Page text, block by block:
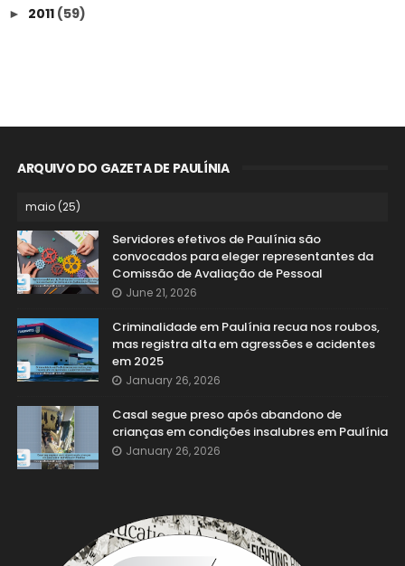
► 2011 (59)
ARQUIVO DO GAZETA DE PAULÍNIA
Servidores efetivos de Paulínia são
convocados para eleger representantes da
Comissão de Avaliação de Pessoal
June 21, 2026
Criminalidade em Paulínia recua nos roubos,
mas registra alta em agressões e acidentes
em 2025
January 26, 2026
Casal segue preso após abandono de
crianças em condições insalubres em Paulínia
January 26, 2026